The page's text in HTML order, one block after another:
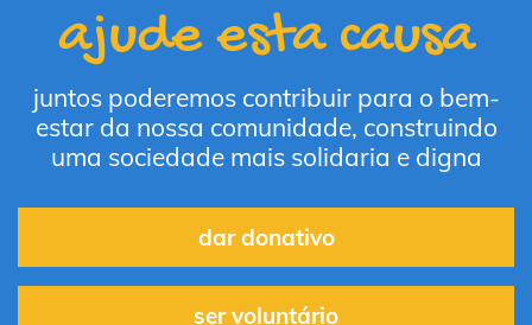
ajude esta causa
juntos poderemos contribuir para o bem-
estar da nossa comunidade, construindo
uma sociedade mais solidaria e digna
dar donativo
ser voluntário